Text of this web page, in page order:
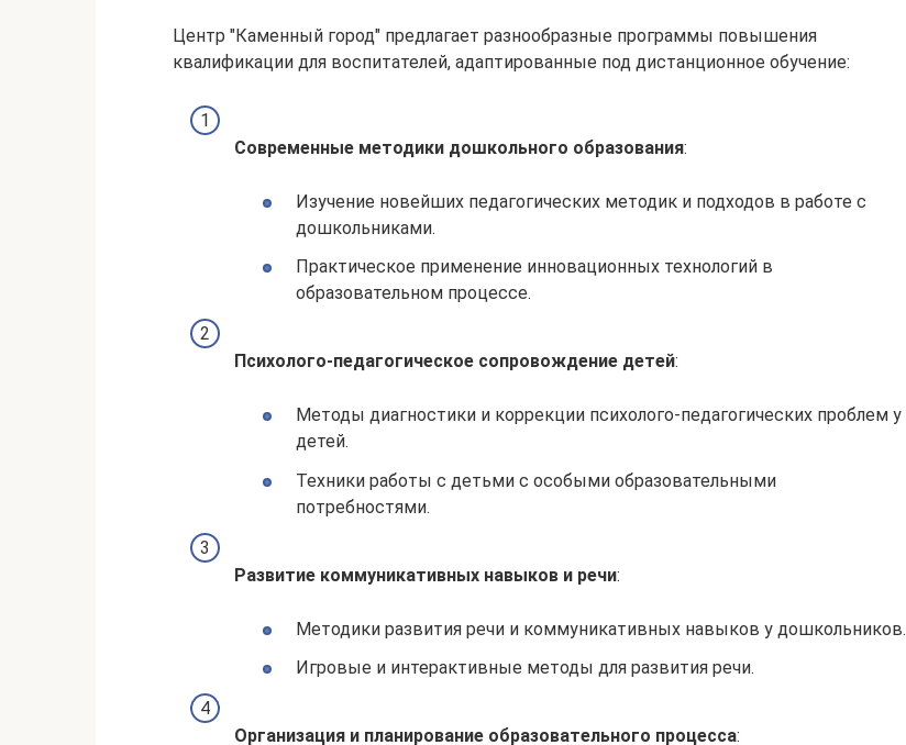
Центр "Каменный город" предлагает разнообразные программы повышения
квалификации для воспитателей, адаптированные под дистанционное обучение:
Современные методики дошкольного образования:
Изучение новейших педагогических методик и подходов в работе с
дошкольниками.
Практическое применение инновационных технологий в
образовательном процессе.
Психолого-педагогическое сопровождение детей:
Методы диагностики и коррекции психолого-педагогических проблем у
детей.
Техники работы с детьми с особыми образовательными
потребностями.
Развитие коммуникативных навыков и речи:
Методики развития речи и коммуникативных навыков у дошкольников.
Игровые и интерактивные методы для развития речи.
Организация и планирование образовательного процесса: